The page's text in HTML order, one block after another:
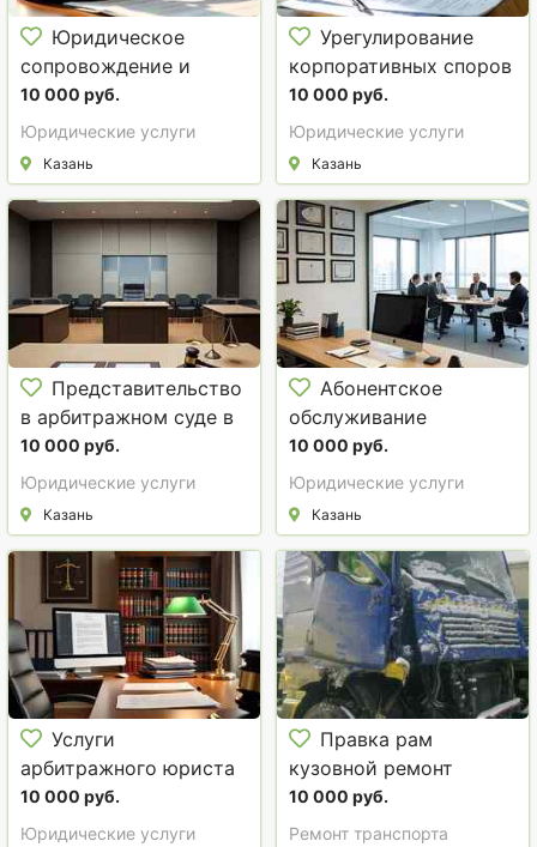
Юридическое
сопровождение и
аутсорсинг юриста в
Казани
10 000 руб.
Юридические услуги
Казань
Урегулирование
корпоративных споров
в Казани
10 000 руб.
Юридические услуги
Казань
Представительство
в арбитражном суде в
Казани
10 000 руб.
Юридические услуги
Казань
Абонентское
обслуживание
компаний в Казани
10 000 руб.
Юридические услуги
Казань
Услуги
арбитражного юриста
в Казани
10 000 руб.
Юридические услуги
Правка рам
кузовной ремонт
грузовиков
10 000 руб.
Ремонт транспорта